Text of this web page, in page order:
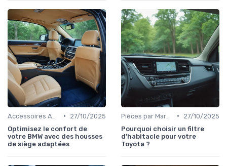
•
27/10/2025
Optimisez le confort de
votre BMW avec des housses
de siège adaptées
•
27/10/2025
Pourquoi choisir un filtre
d'habitacle pour votre
Toyota ?